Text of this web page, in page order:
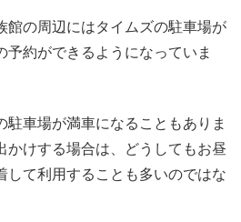
館の周辺にはタイムズの駐車場が
予約ができるようになっていま
駐車場が満車になることもありま
かけする場合は、どうしてもお昼
して利用することも多いのではな